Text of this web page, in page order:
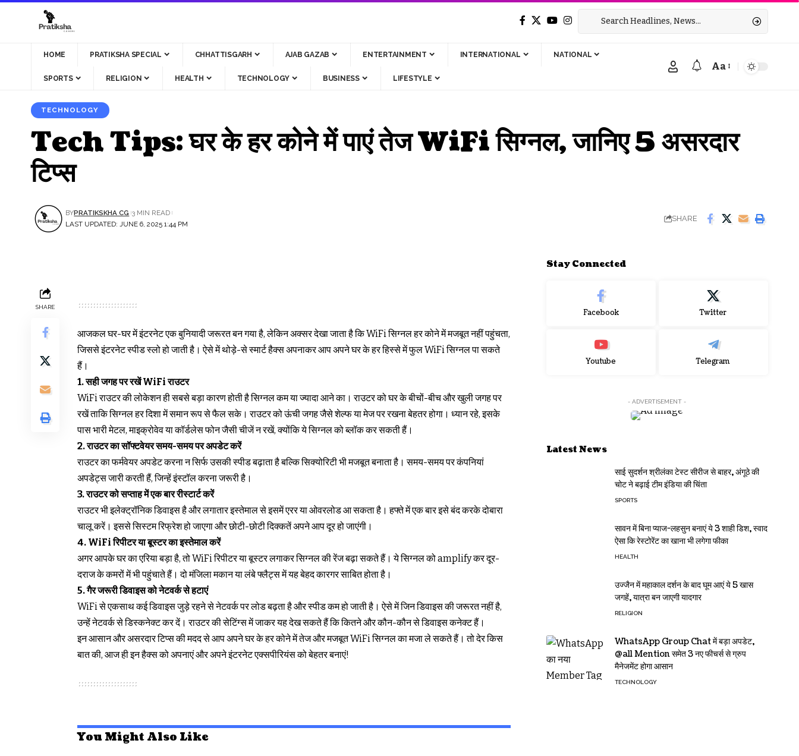
HOME PRATIKSHA SPECIAL CHHATTISGARH AJAB GAZAB ENTERTAINMENT INTERNATIONAL NATIONAL
SPORTS RELIGION HEALTH TECHNOLOGY BUSINESS LIFESTYLE
Aa
TECHNOLOGY
Tech Tips: घर के हर कोने में पाएं तेज WiFi सिग्नल, जानिए 5 असरदार
टिप्स
LAST UPDATED: JUNE 6, 2025 1:44 PM
BYPRATIKSKHA CG 3 MIN READ
SHARE
SHARE
आजकल घर-घर में इंटरनेट एक बुनियादी जरूरत बन गया है, लेकिन अक्सर देखा जाता है कि WiFi सिग्नल हर कोने में मजबूत नहीं पहुंचता,
जिससे इंटरनेट स्पीड स्लो हो जाती है। ऐसे में थोड़े-से स्मार्ट हैक्स अपनाकर आप अपने घर के हर हिस्से में फुल WiFi सिग्नल पा सकते
हैं।
1. सही जगह पर रखें WiFi राउटर
WiFi राउटर की लोकेशन ही सबसे बड़ा कारण होती है सिग्नल कम या ज्यादा आने का। राउटर को घर के बीचों-बीच और खुली जगह पर
रखें ताकि सिग्नल हर दिशा में समान रूप से फैल सके। राउटर को ऊंची जगह जैसे शेल्फ या मेज पर रखना बेहतर होगा। ध्यान रहे, इसके
पास भारी मेटल, माइक्रोवेव या कॉर्डलेस फोन जैसी चीजें न रखें, क्योंकि ये सिग्नल को ब्लॉक कर सकती हैं।
2. राउटर का सॉफ्टवेयर समय-समय पर अपडेट करें
राउटर का फर्मवेयर अपडेट करना न सिर्फ उसकी स्पीड बढ़ाता है बल्कि सिक्योरिटी भी मजबूत बनाता है। समय-समय पर कंपनियां
अपडेट्स जारी करती हैं, जिन्हें इंस्टॉल करना जरूरी है।
3. राउटर को सप्ताह में एक बार रीस्टार्ट करें
राउटर भी इलेक्ट्रॉनिक डिवाइस है और लगातार इस्तेमाल से इसमें एरर या ओवरलोड आ सकता है। हफ्ते में एक बार इसे बंद करके दोबारा
चालू करें। इससे सिस्टम रिफ्रेश हो जाएगा और छोटी-छोटी दिक्कतें अपने आप दूर हो जाएंगी।
4. WiFi रिपीटर या बूस्टर का इस्तेमाल करें
अगर आपके घर का एरिया बड़ा है, तो WiFi रिपीटर या बूस्टर लगाकर सिग्नल की रेंज बढ़ा सकते हैं। ये सिग्नल को amplify कर दूर-
दराज के कमरों में भी पहुंचाते हैं। दो मंजिला मकान या लंबे फ्लैट्स में यह बेहद कारगर साबित होता है।
5. गैर जरूरी डिवाइस को नेटवर्क से हटाएं
WiFi से एकसाथ कई डिवाइस जुड़े रहने से नेटवर्क पर लोड बढ़ता है और स्पीड कम हो जाती है। ऐसे में जिन डिवाइस की जरूरत नहीं है,
उन्हें नेटवर्क से डिस्कनेक्ट कर दें। राउटर की सेटिंग्स में जाकर यह देख सकते हैं कि कितने और कौन-कौन से डिवाइस कनेक्ट हैं।
इन आसान और असरदार टिप्स की मदद से आप अपने घर के हर कोने में तेज और मजबूत WiFi सिग्नल का मजा ले सकते हैं। तो देर किस
बात की, आज ही इन हैक्स को अपनाएं और अपने इंटरनेट एक्सपीरियंस को बेहतर बनाएं!
You Might Also Like
Stay Connected
Facebook Twitter
Youtube Telegram
- ADVERTISEMENT -
Latest News
साई सुदर्शन श्रीलंका टेस्ट सीरीज से बाहर, अंगूठे की
चोट ने बढ़ाई टीम इंडिया की चिंता
SPORTS
सावन में बिना प्याज-लहसुन बनाएं ये 3 शाही डिश, स्वाद
ऐसा कि रेस्टोरेंट का खाना भी लगेगा फीका
HEALTH
उज्जैन में महाकाल दर्शन के बाद घूम आएं ये 5 खास
जगहें, यात्रा बन जाएगी यादगार
RELIGION
WhatsApp Group Chat में बड़ा अपडेट,
@all Mention समेत 3 नए फीचर्स से ग्रुप
मैनेजमेंट होगा आसान
TECHNOLOGY